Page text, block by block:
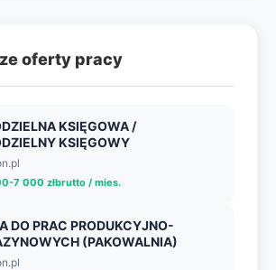
oferty pracy
KSIĘGOWA /
KSIĘGOWY
7 000 złbrutto / mies.
DO PRAC PRODUKCYJNO-
(PAKOWALNIA)